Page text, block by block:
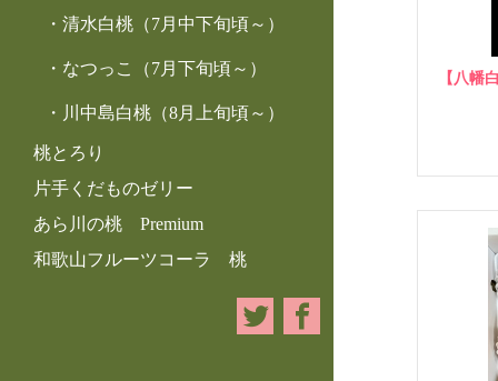
清水白桃（7月中下旬頃～）
なつっこ（7月下旬頃～）
川中島白桃（8月上旬頃～）
桃とろり
片手くだものゼリー
あら川の桃 Premium
和歌山フルーツコーラ 桃
【八幡